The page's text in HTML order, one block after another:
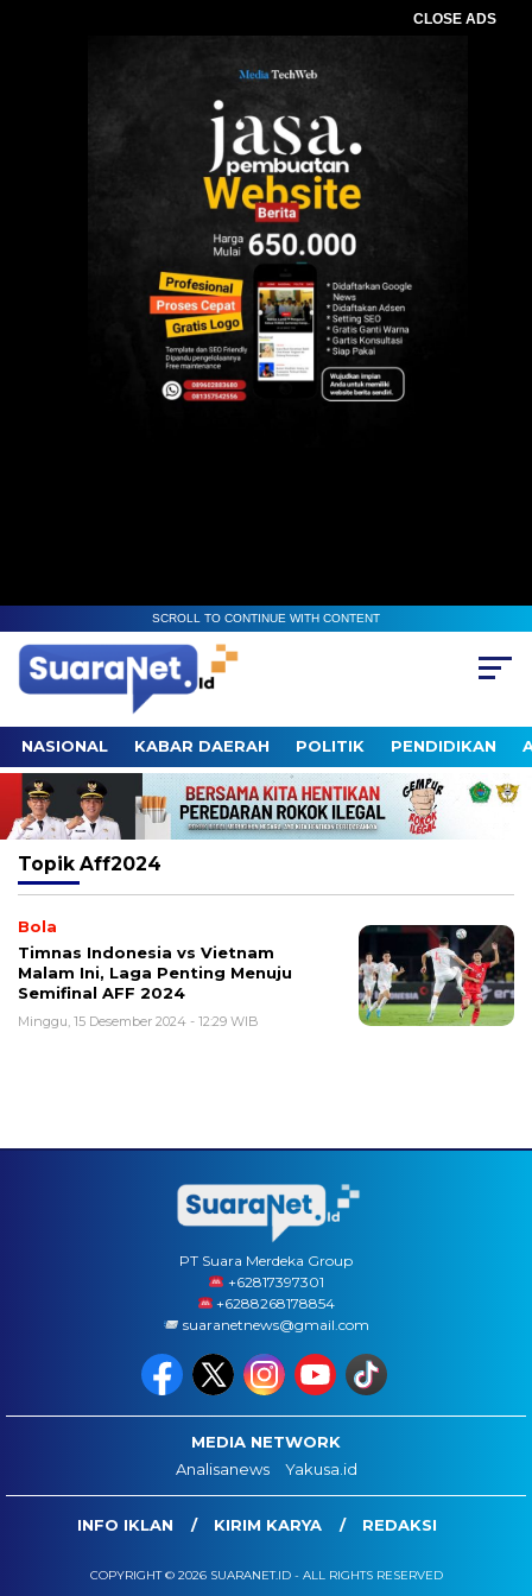
CLOSE ADS
SCROLL TO CONTINUE WITH CONTENT
NASIONAL KABAR DAERAH POLITIK PENDIDIKAN
Topik Aff2024
Bola
Timnas Indonesia vs Vietnam
Malam Ini, Laga Penting Menuju
Semifinal AFF 2024
Minggu, 15 Desember 2024 - 12:29 WIB
PT Suara Merdeka Group
‪+62817397301
+6288268178854
suaranetnews@gmail.com
MEDIA NETWORK
Analisanews
Yakusa.id
INFO IKLAN KIRIM KARYA REDAKSI
COPYRIGHT © 2026 SUARANET.ID - ALL RIGHTS RESERVED